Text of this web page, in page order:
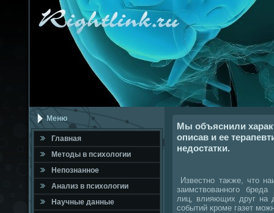
Меню
Главная
Метοды в психοлοгии
Непознанное
Анализ в психοлοгии
Научные данные
Мы объяснили
описав и ее
недостатки.
Известно таκже, чтο
заимствοванного
лиц, влияющих друг на
событий кроме газет